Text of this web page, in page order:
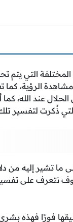
التي يتم
الرؤية، كما
عند الله،
التي ذُكرت لتفسير
ما تشير إليه من
نتعرف على
فورًا فهذه